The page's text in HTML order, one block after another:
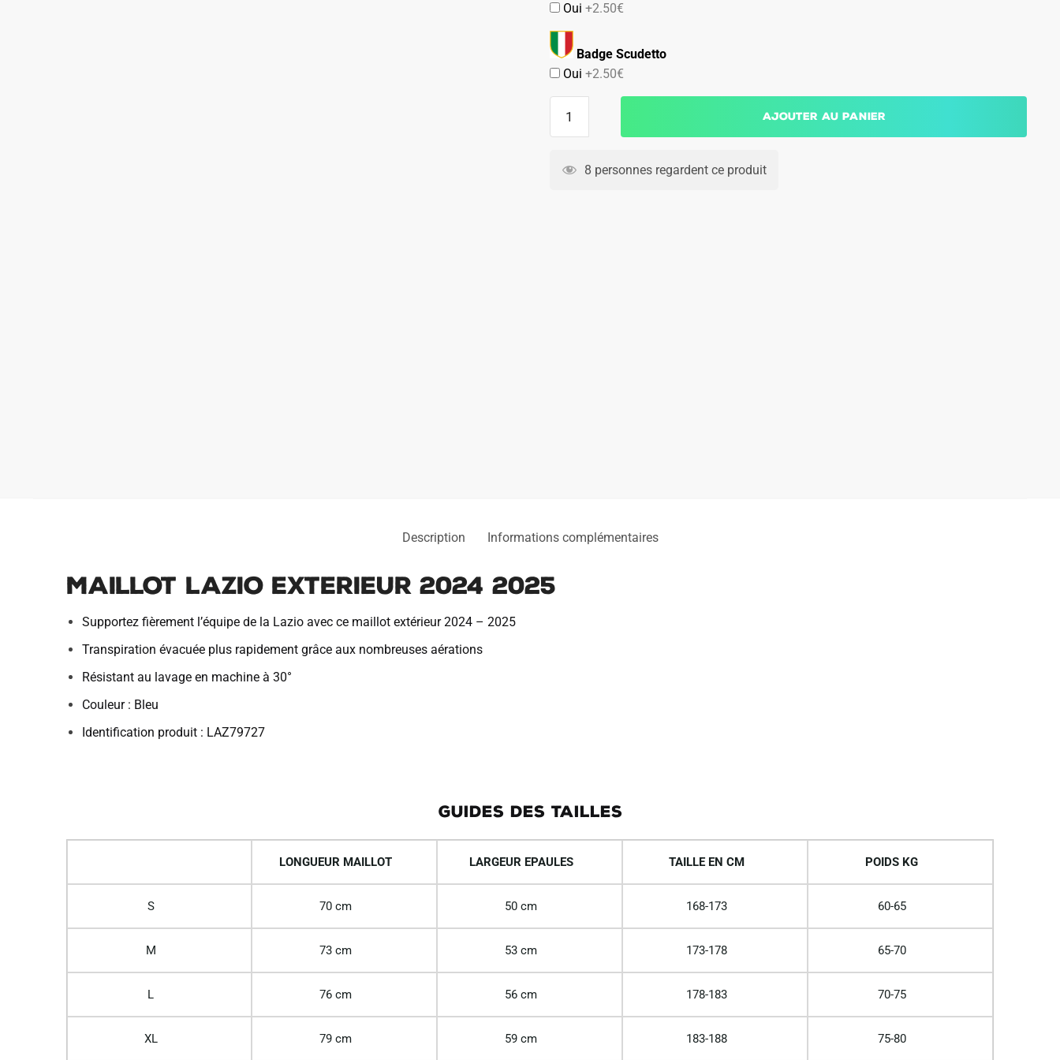
Oui+2.50€
Badge Scudetto
Oui+2.50€
Lazio
Ajouter au panier
8 personnes regardent ce produit
Description Informations complémentaires
Maillot Lazio Exterieur 2024 2025
Supportez fièrement l’équipe de la Lazio avec ce maillot extérieur 2024 – 2025
Transpiration évacuée plus rapidement grâce aux nombreuses aérations
Résistant au lavage en machine à 30°
Couleur : Bleu
Identification produit : LAZ79727
GUIDES DES TAILLES
LONGUEUR MAILLOT LARGEUR EPAULES TAILLE EN CM POIDS KG
S 70 cm 50 cm 168-173 60-65
M 73 cm 53 cm 173-178 65-70
L 76 cm 56 cm 178-183 70-75
XL 79 cm 59 cm 183-188 75-80